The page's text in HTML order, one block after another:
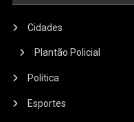
Cidades
Plantão Policial
Política
Esportes